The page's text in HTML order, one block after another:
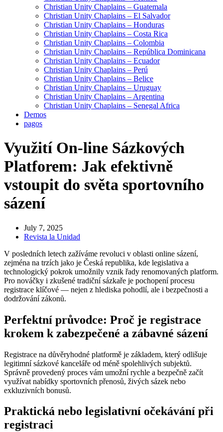
Christian Unity Chaplains – Guatemala
Christian Unity Chaplains – El Salvador
Christian Unity Chaplains – Honduras
Christian Unity Chaplains – Costa Rica
Christian Unity Chaplains – Colombia
Christian Unity Chaplains – República Dominicana
Christian Unity Chaplains – Ecuador
Christian Unity Chaplains – Perú
Christian Unity Chaplains – Belice
Christian Unity Chaplains – Uruguay
Christian Unity Chaplains – Argentina
Christian Unity Chaplains – Senegal Africa
Demos
pagos
Využití On-line Sázkových
Platforem: Jak efektivně
vstoupit do světa sportovního
sázení
July 7, 2025
Revista la Unidad
V posledních letech zažíváme revoluci v oblasti online sázení,
zejména na trzích jako je Česká republika, kde legislativa a
technologický pokrok umožnily vznik řady renomovaných platform.
Pro nováčky i zkušené tradiční sázkaře je pochopení procesu
registrace klíčové — nejen z hlediska pohodlí, ale i bezpečnosti a
dodržování zákonů.
Perfektní průvodce: Proč je registrace
krokem k zabezpečené a zábavné sázení
Registrace na důvěryhodné platformě je základem, který odlišuje
legitimní sázkové kanceláře od méně spolehlivých subjektů.
Správně provedený proces vám umožní rychle a bezpečně začít
využívat nabídky sportovních přenosů, živých sázek nebo
exkluzivních bonusů.
Praktická nebo legislativní očekávání při
registraci